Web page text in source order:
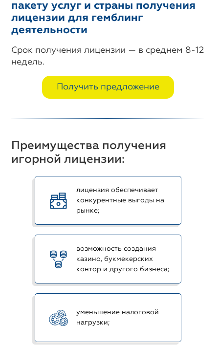
пакету услуг и страны получения
лицензии для гемблинг
деятельности
Срок получения лицензии — в среднем 8-12
недель.
Получить предложение
Преимущества получения
игорной лицензии:
лицензия обеспечивает
конкурентные выгоды на
рынке;
возможность создания
казино, букмекерских
контор и другого бизнеса;
уменьшение налоговой
нагрузки;